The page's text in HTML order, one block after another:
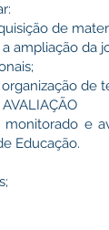
de
ampliação da
de
monitorado e
Educação.